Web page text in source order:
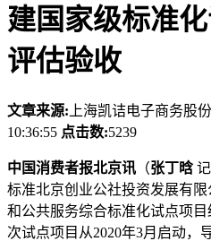
建国家级标准
评估验收
文章来源: 上海凯诘电子商务股
10:36:55 点击数:5239
中国消费者报北京讯 （张丁晗
标准北京创业公社投资发展有
和公共服务综合标准化试点项
次试点项目从2020年3月启动，